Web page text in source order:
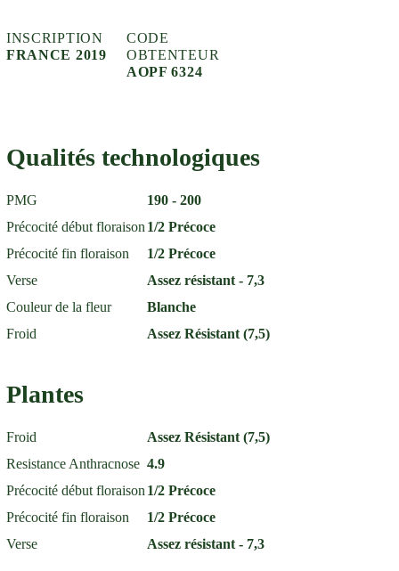
INSCRIPTION
FRANCE 2019
CODE
OBTENTEUR
AOPF 6324
Qualités technologiques
PMG
190 - 200
Précocité début floraison 1/2 Précoce
Précocité fin floraison
1/2 Précoce
Verse
Assez résistant - 7,3
Couleur de la fleur
Blanche
Froid
Assez Résistant (7,5)
Plantes
Froid
Assez Résistant (7,5)
Resistance Anthracnose 4.9
Précocité début floraison 1/2 Précoce
Précocité fin floraison
1/2 Précoce
Verse
Assez résistant - 7,3